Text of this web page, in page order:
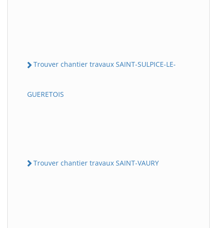
Trouver chantier travaux SAINT-SULPICE-LE-
GUERETOIS
Trouver chantier travaux SAINT-VAURY